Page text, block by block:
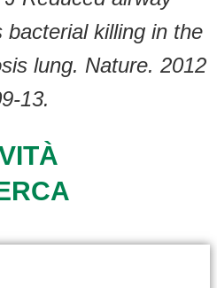
killing in the
lung. Nature. 2012
13.